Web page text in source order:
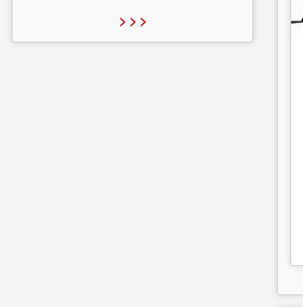
> > >